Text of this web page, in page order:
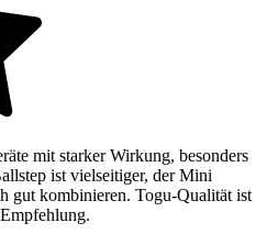
mit starker Wirkung, besonders
ist vielseitiger, der Mini
gut kombinieren. Togu-Qualität ist